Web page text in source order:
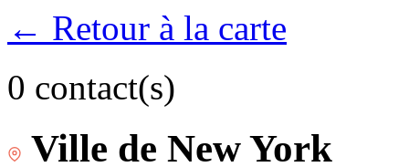
← Retour à la carte
0 contact(s)
Ville de New York